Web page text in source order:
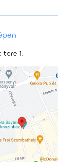
szeret az
tere 1.